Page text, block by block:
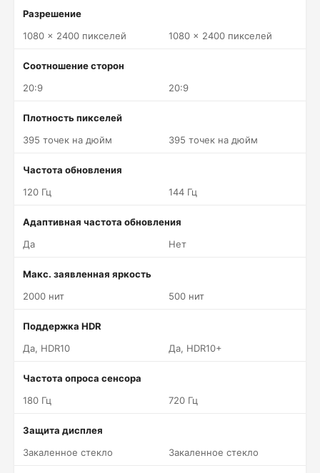
Разрешение
1080 x 2400 пикселей
1080 x 2400 пикселей
Соотношение сторон
20:9
20:9
Плотность пикселей
395 точек на дюйм
395 точек на дюйм
Частота обновления
120 Гц
144 Гц
Адаптивная частота обновления
Да
Нет
Макс. заявленная яркость
2000 нит
500 нит
Поддержка HDR
Да, HDR10
Да, HDR10+
Частота опроса сенсора
180 Гц
720 Гц
Защита дисплея
Закаленное стекло
Закаленное стекло